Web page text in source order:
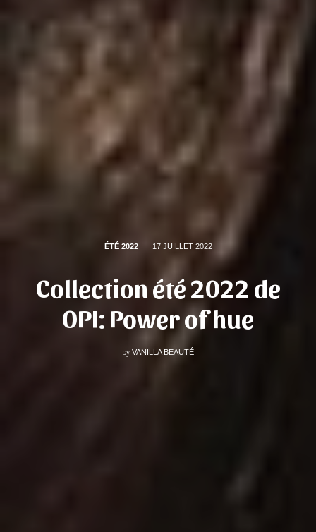
ÉTÉ 2022 17 JUILLET 2022
Collection été 2022 de
OPI: Power of hue
by VANILLA BEAUTÉ